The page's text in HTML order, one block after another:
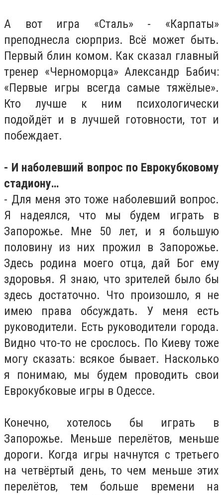
А вот игра «Сталь» - «Карпаты»
преподнесла сюрприз. Всё может быть.
Первый блин комом. Как сказал главный
тренер «Черноморца» Александр Бабич:
«Первые игры всегда самые тяжёлые».
Кто лучше к ним психологически
подойдёт и в лучшей готовности, тот и
побеждает.
- И наболевший вопрос по Еврокубковому
стадиону…
- Для меня это тоже наболевший вопрос.
Я надеялся, что мы будем играть в
Запорожье. Мне 50 лет, и я большую
половину из них прожил в Запорожье.
Здесь родина моего отца, дай Бог ему
здоровья. Я знаю, что зрителей было бы
здесь достаточно. Что произошло, я не
имею права обсуждать. У меня есть
руководители. Есть руководители города.
Видно что-то не срослось. По Киеву тоже
могу сказать: всякое бывает. Насколько
я понимаю, мы будем проводить свои
Еврокубковые игры в Одессе.
Конечно, хотелось бы играть в
Запорожье. Меньше перелётов, меньше
дороги. Когда игры начнутся с третьего
на четвёртый день, то чем меньше этих
перелётов, тем больше времени на